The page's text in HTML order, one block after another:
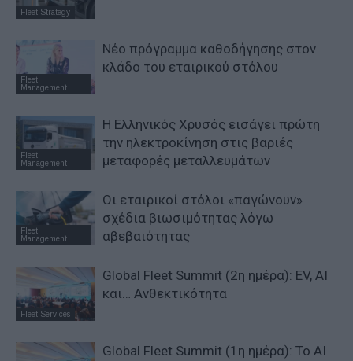
Fleet Strategy
Fleet
Management
Νέο πρόγραμμα καθοδήγησης στον
κλάδο του εταιρικού στόλου
Fleet
Management
Η Ελληνικός Χρυσός εισάγει πρώτη
την ηλεκτροκίνηση στις βαριές
μεταφορές μεταλλευμάτων
Fleet
Management
Οι εταιρικοί στόλοι «παγώνουν»
σχέδια βιωσιμότητας λόγω
αβεβαιότητας
Fleet Services
Global Fleet Summit (2η ημέρα): EV, AI
και… Ανθεκτικότητα
Global Fleet Summit (1η ημέρα): Το ΑΙ